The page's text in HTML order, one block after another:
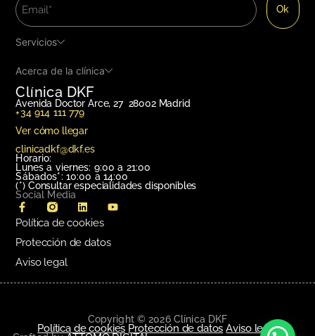
Clínica DKF
Avenida Doctor Arce, 27 28002 Madrid
+34 914 111 779
Ver cómo llegar
clinicadkf@dkf.es
Horario:
Lunes a viernes: 9:00 a 21:00
Sábados*: 10:00 a 14:00
(*) Consultar especialidades disponibles
Social Media
Servicios
Acerca de la clínica
Política de cookies
Protección de datos
Aviso legal
Copyright © 2026 Clínica DKF
Política de cookies Protección de datos Aviso legal